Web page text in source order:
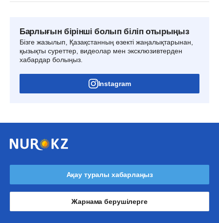
Барлығын бірінші болып біліп отырыңыз
Бізге жазылып, Қазақстанның өзекті жаңалықтарынан,
қызықты суреттер, видеолар мен эксклюзивтерден
хабардар болыңыз.
Instagram
Ақау туралы хабарлаңыз
Жарнама берушілерге